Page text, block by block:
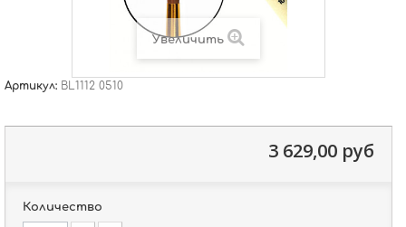
Увеличить
Артикул: BL1112 0510
3 629,00 руб
Количество